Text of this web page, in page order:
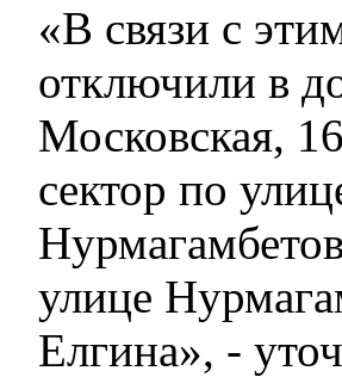
«В связи с
отключили в
Московская,
сектор по
улице
Елгина», -